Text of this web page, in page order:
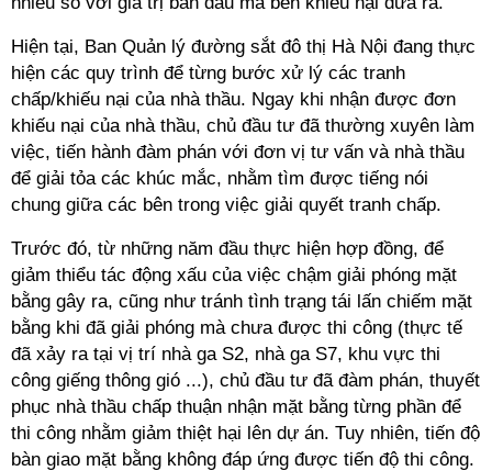
Hiện tại, Ban Quản lý đường sắt đô thị Hà Nội đang thực
hiện các quy trình để từng bước xử lý các tranh
chấp/khiếu nại của nhà thầu. Ngay khi nhận được đơn
khiếu nại của nhà thầu, chủ đầu tư đã thường xuyên làm
việc, tiến hành đàm phán với đơn vị tư vấn và nhà thầu
để giải tỏa các khúc mắc, nhằm tìm được tiếng nói
chung giữa các bên trong việc giải quyết tranh chấp.
Trước đó, từ những năm đầu thực hiện hợp đồng, để
giảm thiểu tác động xấu của việc chậm giải phóng mặt
bằng gây ra, cũng như tránh tình trạng tái lấn chiếm mặt
bằng khi đã giải phóng mà chưa được thi công (thực tế
đã xảy ra tại vị trí nhà ga S2, nhà ga S7, khu vực thi
công giếng thông gió ...), chủ đầu tư đã đàm phán, thuyết
phục nhà thầu chấp thuận nhận mặt bằng từng phần để
thi công nhằm giảm thiệt hại lên dự án. Tuy nhiên, tiến độ
bàn giao mặt bằng không đáp ứng được tiến độ thi công.